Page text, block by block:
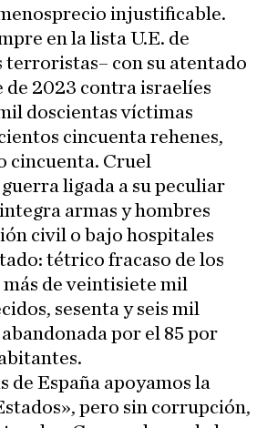
injustificable.
en la lista U.E. de
terroristas– con su atentado
de 2023 contra israelíes
doscientas víctimas
cincuenta rehenes,
cincuenta. Cruel
ligada a su peculiar
armas y hombres
civil o bajo hospitales
tétrico fracaso de los
de veintisiete mil
sesenta y seis mil
por el 85 por
de España apoyamos la
pero sin corrupción,